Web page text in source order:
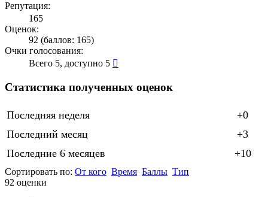
Репутация:
165
Оценок:
92 (баллов: 165)
Очки голосования:
Всего 5, доступно 5
Статистика полученных оценок
Последняя неделя
+0
Последний месяц
+3
Последние 6 месяцев
+10
Сортировать по: От кого Время Баллы Тип
92 оценки